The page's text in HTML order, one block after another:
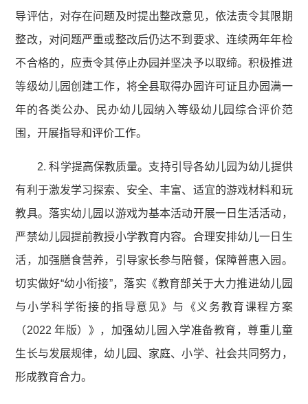
导评估，对存在问题及时提出整改意见，依法责令其限期
整改，对问题严重或整改后仍达不到要求、连续两年年检
不合格的，应责令其停止办园并坚决予以取缔。积极推进
等级幼儿园创建工作，将全县取得办园许可证且办园满一
年的各类公办、民办幼儿园纳入等级幼儿园综合评价范
围，开展指导和评价工作。
2. 科学提高保教质量。支持引导各幼儿园为幼儿提供
有利于激发学习探索、安全、丰富、适宜的游戏材料和玩
教具。落实幼儿园以游戏为基本活动开展一日生活活动，
严禁幼儿园提前教授小学教育内容。合理安排幼儿一日生
活，加强膳食营养，引导家长参与陪餐，保障普惠入园。
切实做好“幼小衔接”，落实《教育部关于大力推进幼儿园
与小学科学衔接的指导意见》与《义务教育课程方案
（2022 年版）》，加强幼儿园入学准备教育，尊重儿童
生长与发展规律，幼儿园、家庭、小学、社会共同努力，
形成教育合力。